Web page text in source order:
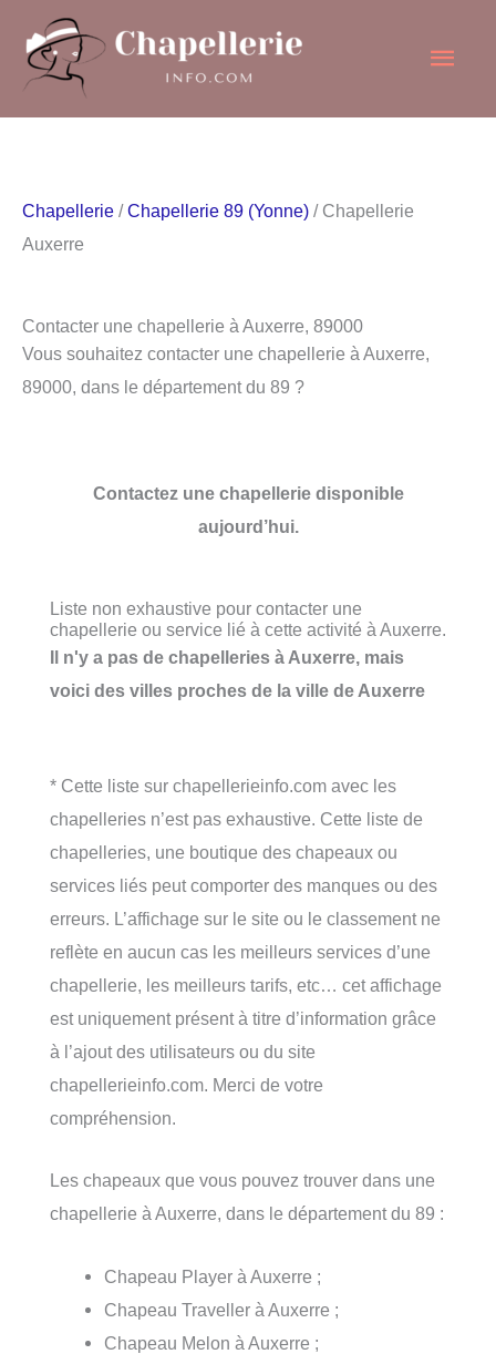
contenu
Chapellerie /Chapellerie 89 (Yonne) / Chapellerie
Auxerre
Contacter une chapellerie à Auxerre, 89000
Vous souhaitez contacter une chapellerie à Auxerre,
89000, dans le département du 89 ?
Contactez une chapellerie disponible
aujourd’hui.
Liste non exhaustive pour contacter une
chapellerie ou service lié à cette activité à Auxerre.
Il n'y a pas de chapelleries à Auxerre, mais
voici des villes proches de la ville de Auxerre
* Cette liste sur chapellerieinfo.com avec les
chapelleries n’est pas exhaustive. Cette liste de
chapelleries, une boutique des chapeaux ou
services liés peut comporter des manques ou des
erreurs. L’affichage sur le site ou le classement ne
reflète en aucun cas les meilleurs services d’une
chapellerie, les meilleurs tarifs, etc… cet affichage
est uniquement présent à titre d’information grâce
à l’ajout des utilisateurs ou du site
chapellerieinfo.com. Merci de votre
compréhension.
Les chapeaux que vous pouvez trouver dans une
chapellerie à Auxerre, dans le département du 89 :
Chapeau Player à Auxerre ;
Chapeau Traveller à Auxerre ;
Chapeau Melon à Auxerre ;